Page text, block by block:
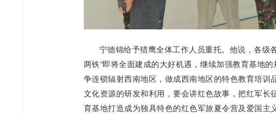
宁德锦给予猎鹰全体工作人员重托。他说，各级
两铁”即将全面建成的大好机遇，继续加强教育基地
争连锁辐射西南地区，做成西南地区的特色教育培
文化资源的研发和利用，要会讲红色故事，把红军长
育基地打造成为独具特色的红色军旅夏令营及爱国主